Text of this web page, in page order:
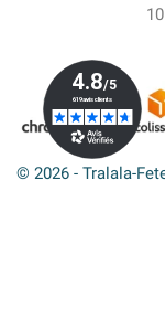
© 2026 - Tralala-